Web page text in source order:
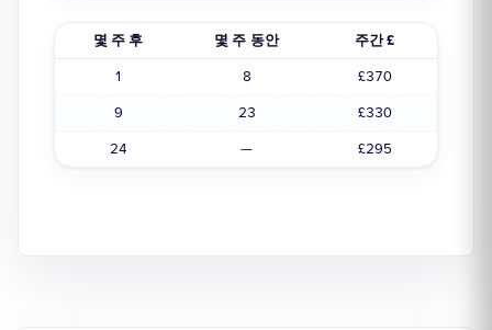
몇 주 후 몇 주 동안 주간 £
1 8 £370
9 23 £330
24 — £295